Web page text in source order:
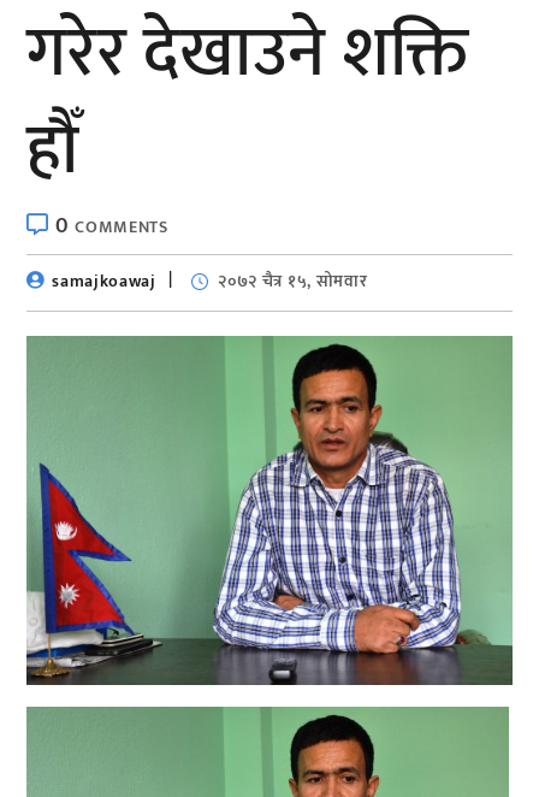
गरेर देखाउने शक्ति
हौँ
0COMMENTS
samajkoawaj
२०७२ चैत्र १५, सोमवार